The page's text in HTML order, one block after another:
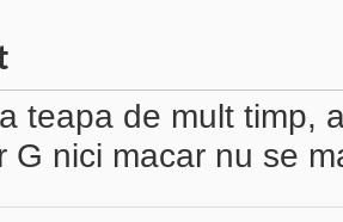
teapa de mult timp,
G nici macar nu se